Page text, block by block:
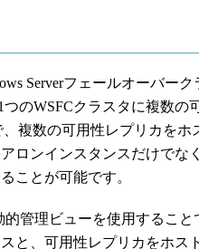
Serverフェールオーバー
つのWSFCクラスタに複数の
、複数の可用性レプリカを
ロンインスタンスだけでな
ことが可能です。
的管理ビューを使用するこ
と、可用性レプリカをホス